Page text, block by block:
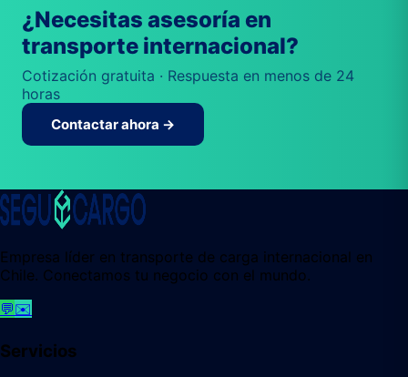
¿Necesitas asesoría en
transporte internacional?
Cotización gratuita · Respuesta en menos de 24
horas
Contactar ahora →
Empresa líder en transporte de carga internacional en
Chile. Conectamos tu negocio con el mundo.
💬✉️
Servicios